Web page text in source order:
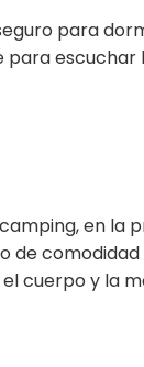
para
escuchar
en la
de
cuerpo y la